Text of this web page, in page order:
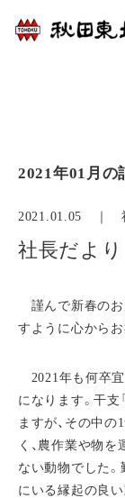
2021年01月の
2021.01.05 ｜
社長だよ
謹んで新春のお
すように心からお
2021年も何卒宜
になります。干支
ますが、その中
く、農作業や物
ない動物でした。
にいる縁起の良